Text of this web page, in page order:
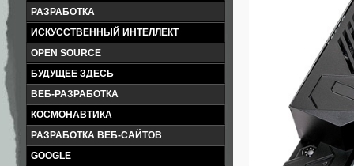
РАЗРАБОТКА
ИСКУССТВЕННЫЙ ИНТЕЛЛЕКТ
OPEN SOURCE
БУДУЩЕЕ ЗДЕСЬ
ВЕБ-РАЗРАБОТКА
КОСМОНАВТИКА
РАЗРАБОТКА ВЕБ-САЙТОВ
GOOGLE